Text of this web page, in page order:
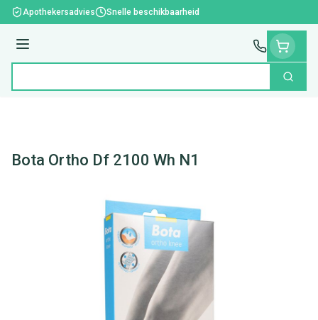
Ga naar de inhoud
Apothekersadvies Snelle beschikbaarheid
Menu
Zoek
Bota Ortho Df 2100 Wh N1